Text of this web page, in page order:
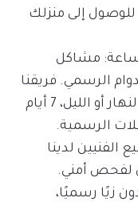
إلى منزلك
طوارئ على مدار 24 ساعة: مشاكل
الرسمي. فريقنا
جاهز لخدمتك في أي وقت من النهار أو الليل، 7 أيام
الرسمية.
الفنيين لدينا
لفحص أمني.
زيًا رسميًا،